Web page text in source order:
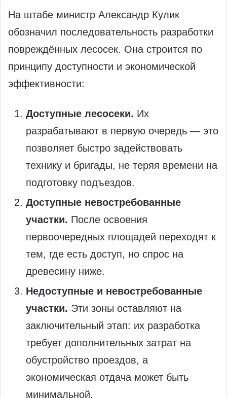
На штабе министр Александр Кулик
обозначил последовательность разработки
повреждённых лесосек. Она строится по
принципу доступности и экономической
эффективности:
Доступные лесосеки. Их
разрабатывают в первую очередь — это
позволяет быстро задействовать
технику и бригады, не теряя времени на
подготовку подъездов.
Доступные невостребованные
участки. После освоения
первоочередных площадей переходят к
тем, где есть доступ, но спрос на
древесину ниже.
Недоступные и невостребованные
участки. Эти зоны оставляют на
заключительный этап: их разработка
требует дополнительных затрат на
обустройство проездов, а
экономическая отдача может быть
минимальной.